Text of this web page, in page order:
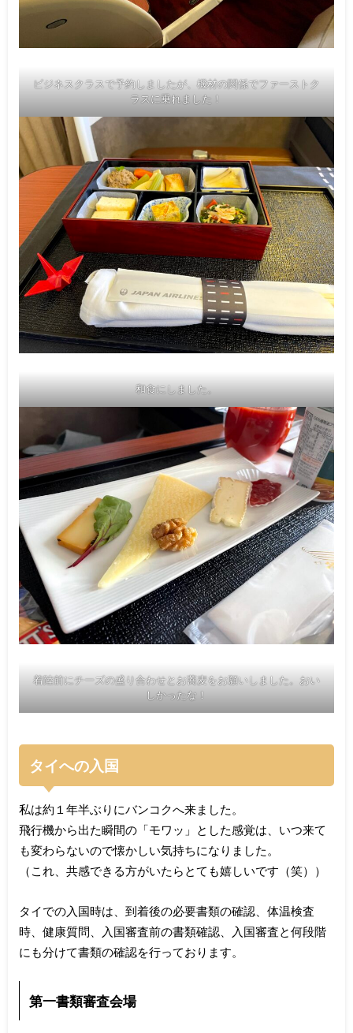
ビジネスクラスで予約しましたが、機材の関係でファーストク
ラスに乗れました！
和食にしました。
着陸前にチーズの盛り合わせとお蕎麦をお願いしました。おい
しかったな！
タイへの入国
私は約１年半ぶりにバンコクへ来ました。
飛行機から出た瞬間の「モワッ」とした感覚は、いつ来て
も変わらないので懐かしい気持ちになりました。
（これ、共感できる方がいたらとても嬉しいです（笑））
タイでの入国時は、到着後の必要書類の確認、体温検査
時、健康質問、入国審査前の書類確認、入国審査と何段階
にも分けて書類の確認を行っております。
第一書類審査会場